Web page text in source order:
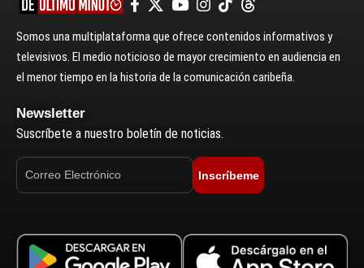
Somos una multiplataforma que ofrece contenidos informativos y
televisivos. El medio noticioso de mayor crecimiento en audiencia en
el menor tiempo en la historia de la comunicación caribeña.
Newsletter
Suscríbete a nuestro boletín de noticias.
Inscríbeme